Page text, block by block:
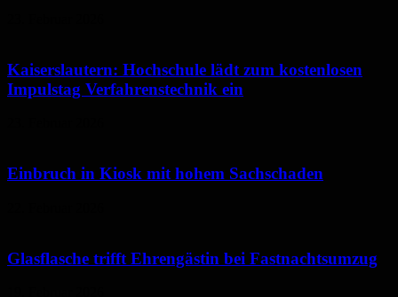
Kaiserslautern: Hochschule lädt zum kostenlosen
Impulstag Verfahrenstechnik ein
Einbruch in Kiosk mit hohem Sachschaden
Glasflasche trifft Ehrengästin bei Fastnachtsumzug